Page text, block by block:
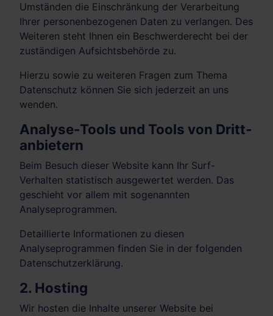
Umständen die Einschränkung der Verarbeitung
Ihrer personenbezogenen Daten zu verlangen. Des
Weiteren steht Ihnen ein Beschwerderecht bei der
zuständigen Aufsichtsbehörde zu.
Hierzu sowie zu weiteren Fragen zum Thema
Datenschutz können Sie sich jederzeit an uns
wenden.
Analyse-Tools und Tools von Dritt­
anbietern
Beim Besuch dieser Website kann Ihr Surf-
Verhalten statistisch ausgewertet werden. Das
geschieht vor allem mit sogenannten
Analyseprogrammen.
Detaillierte Informationen zu diesen
Analyseprogrammen finden Sie in der folgenden
Datenschutzerklärung.
2. Hosting
Wir hosten die Inhalte unserer Website bei